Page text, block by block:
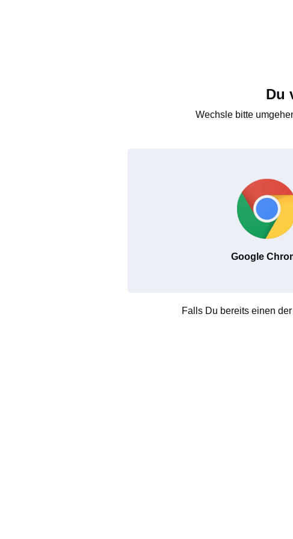
Du
Wechsle bitte
Google
Falls Du bereits einen